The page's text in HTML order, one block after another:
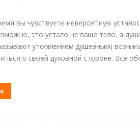
вы чувствуете невероятную
это устало не ваше тело, а
утомлением душевным)
о своей духовной стороне. Все